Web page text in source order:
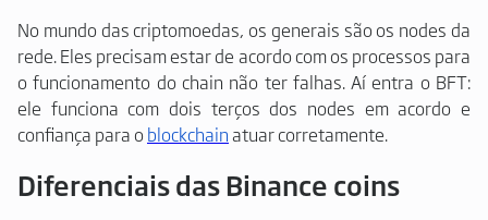
No mundo das criptomoedas, os generais são os nodes da
rede. Eles precisam estar de acordo com os processos para
o funcionamento do chain não ter falhas. Aí entra o BFT:
ele funciona com dois terços dos nodes em acordo e
confiança para oblockchainatuar corretamente.
Diferenciais das Binance coins